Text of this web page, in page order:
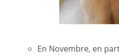
En Novembre, en